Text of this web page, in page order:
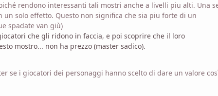
rendono interessanti tali mostri anche a livelli piu alti. Una
solo effetto. Questo non significa che sia piu forte di un
spadate van giù)
che gli ridono in faccia, e poi scoprire che il loro
mostro... non ha prezzo (master sadico).
se i giocatori dei personaggi hanno scelto di dare un valore